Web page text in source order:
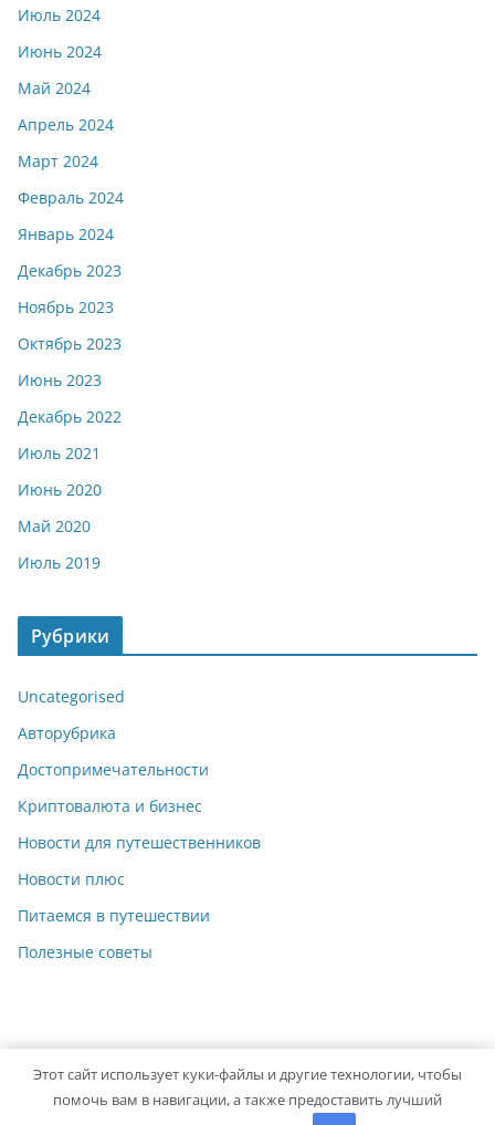
Июль 2024
Июнь 2024
Май 2024
Апрель 2024
Март 2024
Февраль 2024
Январь 2024
Декабрь 2023
Ноябрь 2023
Октябрь 2023
Июнь 2023
Декабрь 2022
Июль 2021
Июнь 2020
Май 2020
Июль 2019
Рубрики
Uncategorised
Авторубрика
Достопримечательности
Криптовалюта и бизнес
Новости для путешественников
Новости плюс
Питаемся в путешествии
Полезные советы
Copyright © 2026 giuseppeverdi.ru. Powered by ColorMag
Этот сайт использует куки-файлы и другие технологии, чтобы
помочь вам в навигации, а также предоставить лучший